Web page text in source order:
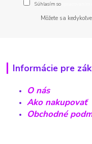
Súhlasím so
Môžete sa
Informácie pre
O nás
Ako nakupovať
Obchodné